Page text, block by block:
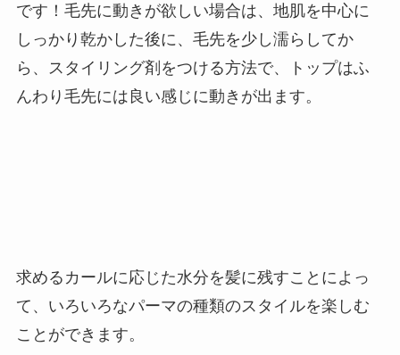
です！毛先に動きが欲しい場合は、地肌を中心に
しっかり乾かした後に、毛先を少し濡らしてか
ら、スタイリング剤をつける方法で、トップはふ
んわり毛先には良い感じに動きが出ます。
求めるカールに応じた水分を髪に残すことによっ
て、いろいろなパーマの種類のスタイルを楽しむ
ことができます。